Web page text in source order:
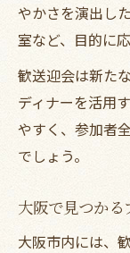
やかさを演出し
室など、目的に
歓送迎会は新た
ディナーを活用
やすく、参加者
でしょう。
大阪で見つかる
大阪市内には、